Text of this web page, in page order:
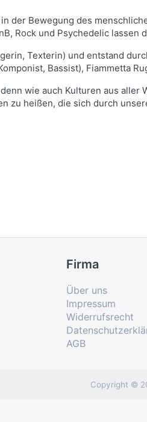
der Bewegung des
Rock und Psychedelic lassen
Texterin) und entstand
Bassist), Fiammetta
wie auch Kulturen aus
zu heißen, die sich durch
Firma
Über uns
Impressum
Widerrufsrecht
AGB
Copyright ©